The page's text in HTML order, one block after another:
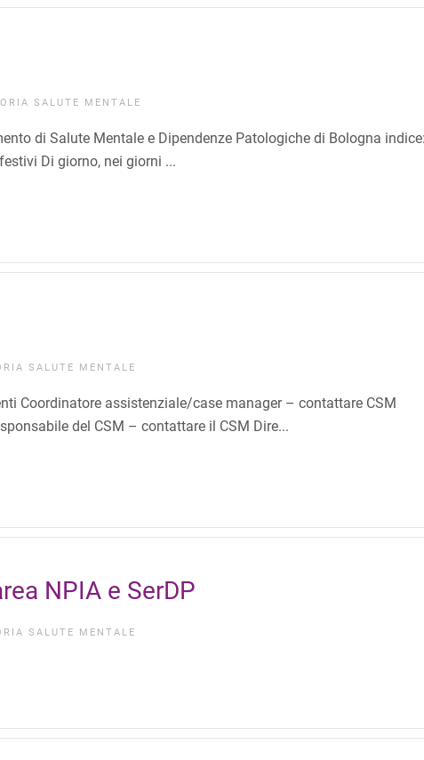
SALUTE MENTALE
di Salute Mentale e Dipendenze Patologiche di Bologna indice:
Di giorno, nei giorni ...
SALUTE MENTALE
Coordinatore assistenziale/case manager – contattare CSM
del CSM – contattare il CSM Dire...
NPIA e SerDP
SALUTE MENTALE